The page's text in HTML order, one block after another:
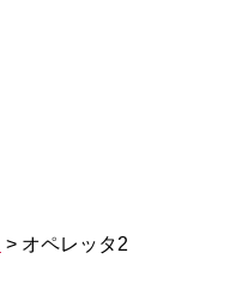
> オペレッタ2